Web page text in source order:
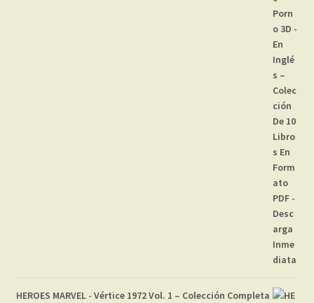
HEROES MARVEL - Vértice 1972 Vol. 1 – Colección Completa